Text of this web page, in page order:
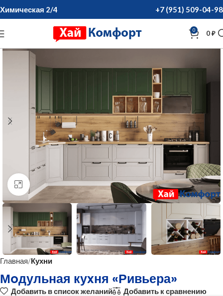
Химическая 2/4 +7 (951) 509-04-98
0 0₽
нажмите для увеличения
Главная Кухни
Мoдульная куxня «Ривьера»
Добавить в список желаний
Добавить к сравнению